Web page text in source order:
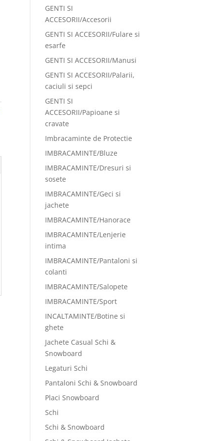
GENTI SI
ACCESORII/Accesorii
GENTI SI ACCESORII/Fulare si
esarfe
GENTI SI ACCESORII/Manusi
GENTI SI ACCESORII/Palarii,
caciuli si sepci
GENTI SI
ACCESORII/Papioane si
cravate
Imbracaminte de Protectie
IMBRACAMINTE/Bluze
IMBRACAMINTE/Dresuri si
sosete
IMBRACAMINTE/Geci si
jachete
IMBRACAMINTE/Hanorace
IMBRACAMINTE/Lenjerie
intima
IMBRACAMINTE/Pantaloni si
colanti
IMBRACAMINTE/Salopete
IMBRACAMINTE/Sport
INCALTAMINTE/Botine si
ghete
Jachete Casual Schi &
Snowboard
Legaturi Schi
Pantaloni Schi & Snowboard
Placi Snowboard
Schi
Schi & Snowboard